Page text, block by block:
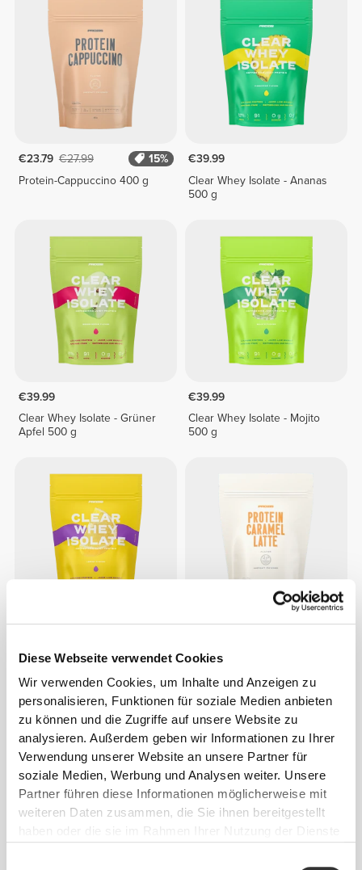
Diese Webseite verwendet Cookies
Wir verwenden Cookies, um Inhalte und Anzeigen zu
personalisieren, Funktionen für soziale Medien anbieten
zu können und die Zugriffe auf unsere Website zu
analysieren. Außerdem geben wir Informationen zu Ihrer
Verwendung unserer Website an unsere Partner für
soziale Medien, Werbung und Analysen weiter. Unsere
Partner führen diese Informationen möglicherweise mit
weiteren Daten zusammen, die Sie ihnen bereitgestellt
haben oder die sie im Rahmen Ihrer Nutzung der Dienste
€23.79 €27.99
15%
Protein-Cappuccino 400 g
€39.99
Clear Whey Isolate - Ananas
500 g
€39.99
Clear Whey Isolate - Grüner
Apfel 500 g
€39.99
Clear Whey Isolate - Mojito
500 g
Clear Whey Isolate - Zitrone
Protein-Karamell-Latte 400 g